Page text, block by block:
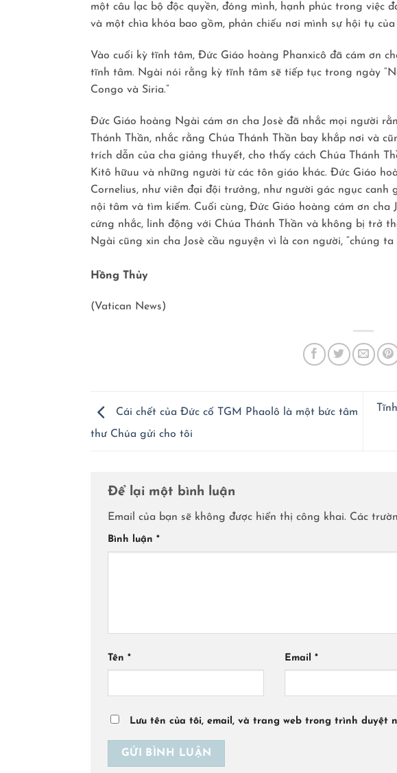
một câu lạc bộ độc quyền, đóng mình, hạnh phúc trong việc
và một chìa khóa bao gồm, phản chiếu nơi mình sự hội tụ của
Vào cuối kỳ tĩnh tâm, Ðức Giáo hoàng Phanxicô đã cám ơn
tĩnh tâm. Ngài nói rằng kỳ tĩnh tâm sẽ tiếp tục trong ngày
Congo và Siria.”
Ðức Giáo hoàng Ngài cám ơn cha Josè đã nhắc mọi người
Thánh Thần, nhắc rằng Chúa Thánh Thần bay khắp nơi và
trích dẫn của cha giảng thuyết, cho thấy cách Chúa Thánh
Kitô hữuu và những người từ các tôn giáo khác. Ðức Giáo
Cornelius, như viên đại đội trưởng, như người gác ngục
nội tâm và tìm kiếm. Cuối cùng, Ðức Giáo hoàng cám ơn cha
cứng nhắc, linh động với Chúa Thánh Thần và không bị trở
Ngài cũng xin cha Josè cầu nguyện vì là con người, “chúng ta
Hồng Thủy
(Vatican News)
Cái chết của Đức cố TGM Phaolô là một bức tâm
thư Chúa gửi cho tôi
Để lại một bình luận
Email của bạn sẽ không được hiển thị công khai. Các
Bình luận *
Tên * Email*
Lưu tên của tôi, email, và trang web trong trình duyệt